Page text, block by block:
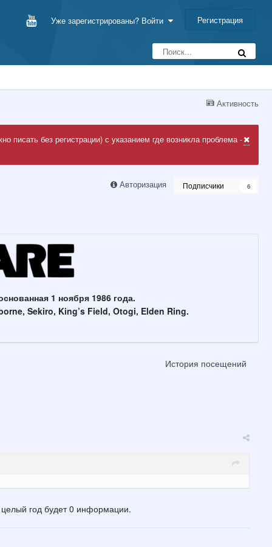
Уже зарегистрированы? Войти Регистрация
Активность
писать без регистрации) с указанием где возникла проблема -
Авторизация Подписчики 6
1 ноября 1986 года.
Sekiro, King’s Field, Otogi, Elden Ring.
История посещений
целый год будет 0 информации.